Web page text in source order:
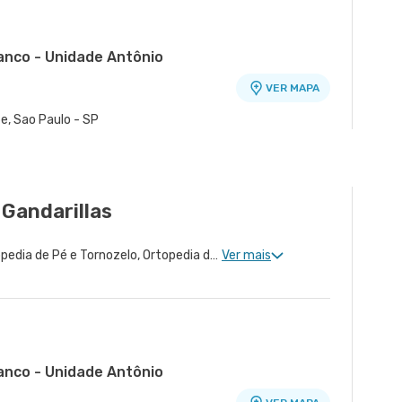
- Unidade Antônio
Sao Paulo - SP
VER MAPA
Ortopedia de Quadril, Ortopedia de Pé e Tornozelo, Ortopedia de Ombro, Ortopedia de Joelho, Ortopedia de Coluna, Ortopedia Geral, Cirurgia de Joelho, Cirurgia de Coluna, Cirurgia de Punho, Ortopedia de Punho, Ortopedia de Cotovelo, Ortopedia Pediátrica, Cirurgia de Cotovelo, Cirurgia de Quadril, Cirurgia de Ombro, Cirurgia de Pé e Tornozelo Ver mais
- Unidade Antônio